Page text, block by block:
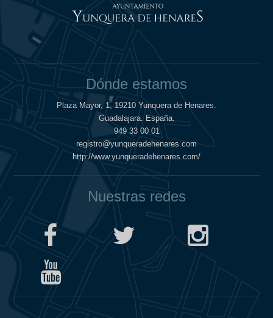
Dónde estamos
Plaza Mayor, 1, 19210 Yunquera de Henares.
Guadalajara. España.
949 33 00 01
registro@yunqueradehenares.com
http://www.yunqueradehenares.com/
Nuestras redes